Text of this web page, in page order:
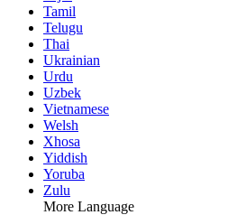
Tamil
Telugu
Thai
Ukrainian
Urdu
Uzbek
Vietnamese
Welsh
Xhosa
Yiddish
Yoruba
Zulu
More Language